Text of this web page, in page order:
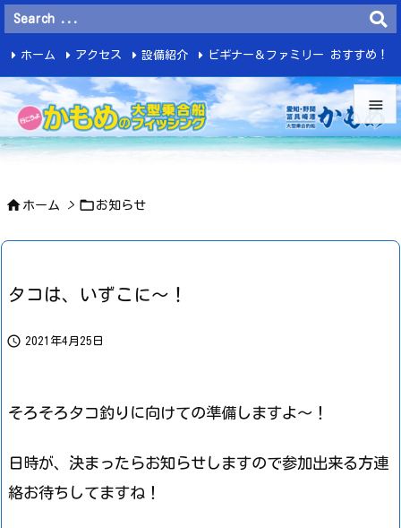


ホーム アクセス 設備紹介 ビギナー＆ファミリー おすすめ！
釣 果
 ホーム >  お知らせ
タコは、いずこに～！
 2021年4月25日
そろそろタコ釣りに向けての準備しますよ～！
日時が、決まったらお知らせしますので参加出来る方連
絡お待ちしてますね！